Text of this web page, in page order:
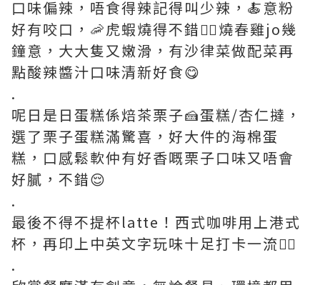
口味偏辣，唔食得辣記得叫少辣，🍝意粉
好有咬口，🦐虎蝦燒得不錯👍🏻燒春雞jo幾
鐘意，大大隻又嫩滑，有沙律菜做配菜再
點酸辣醬汁口味清新好食😋
.
呢日是日蛋糕係焙茶栗子🍰蛋糕/杏仁撻，
選了栗子蛋糕滿驚喜，好大件的海棉蛋
糕，口感鬆軟仲有好香嘅栗子口味又唔會
好膩，不錯😌
.
最後不得不提杯latte！西式咖啡用上港式
杯，再印上中英文字玩味十足打卡一流👍🏻
.